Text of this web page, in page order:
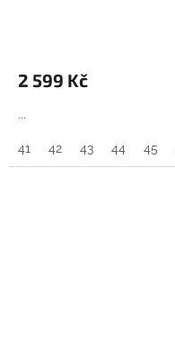
2 599 Kč
...
41 42 43 44 45